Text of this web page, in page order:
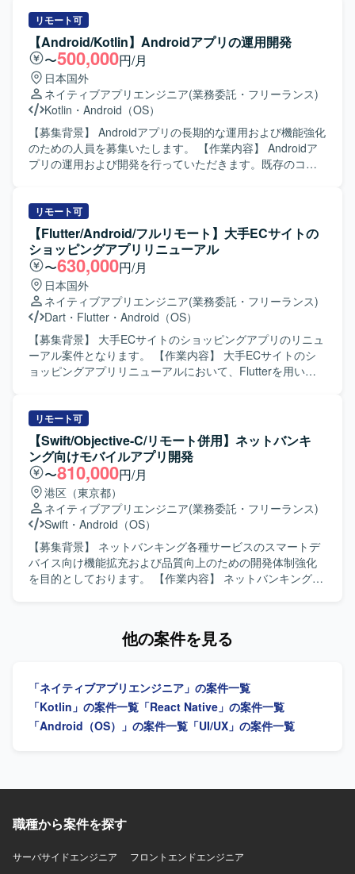
しいです。 【ポジションの魅力】 WebとAndroidネイティ
ブ双方の開発に携わることで、フルスタック寄りのスキル
を身につけることができます。自治体やヘルスケア領域な
ど社会貢献性の高いプロダクトに関わりながら、設計から
運用まで一連の開発プロセスを経験できる環境です。 【開
発環境】 Kotlinを中心としたAndroidネイティブアプリ開発
に加え、PHP／Node.jsによるバックエンド開発、MySQL／
PostgreSQLなどのRDBを用いたシステム構成です。Gitを用
いたチーム開発を行い、Firebaseや各種クラウドサービス
と連携したアプリケーション開発を実施しています。
担当していただきます。また、チームメンバーや他チーム
と連携しながら、仕様調整やレビュー対応も行っていただ
きます。 【求める人物像】 チーム開発を前提に円滑なコミ
ュニケーションが取れ、自ら課題を発見し改善提案ができ
る方を求めています。既存の設計やテスト方針を尊重しつ
つ、より良いアーキテクチャや開発プロセスを意識して取
り組める方が望ましいです。 【ポジションの魅力】 コンシ
ューマ向け婚活アプリの開発に携わることで、多くのユー
ザーに影響力のあるサービス開発経験を積むことができま
す。既存プロダクトのエンハンス開発を通じて、アーキテ
けネイティブアプリ開発環境にて、Kotlin/JavaおよびGitを
用いたチーム開発を行います。アーキテクチャはClean
Architectureを意識した構成となっている想定です。
リモート可
【Android/Kotlin】Androidアプリの運用開発
〜500,000円/月
日本国外
ネイティブアプリエンジニア(業務委託・フリーランス)
Kotlin ・ Android（OS）
【募集背景】 Androidアプリの長期的な運用および機能強化
のための人員を募集いたします。 【作業内容】 Androidア
プリの運用および開発を行っていただきます。既存のコー
る方を求めております。協調性を持ち、円滑なコミュニケ
ーションができる方を歓迎いたします。既存のコードに対
して主体的に改善提案ができる方にご活躍いただけます。
【ポジションの魅力】 長期的な運用と開発を通じて、
Androidアプリケーションの改善サイクルを継続的に経験で
きる環境です。既存コードの改善提案を行うことで、設計
や品質向上に深く関わることができます。 【開発環境】
Androidアプリケーション開発環境にて、MVVMアーキテク
チャに沿った開発を行います。
リモート可
【Flutter/Android/フルリモート】大手ECサイトの
ショッピングアプリリニューアル
〜630,000円/月
日本国外
ネイティブアプリエンジニア(業務委託・フリーランス)
Dart ・ Flutter ・ Android（OS）
【募集背景】 大手ECサイトのショッピングアプリのリニュ
ーアル案件となります。 【作業内容】 大手ECサイトのシ
ョッピングアプリリニューアルにおいて、Flutterを用いた
や機能改修、品質向上に向けた開発業務を行っていただき
ます。 【求める人物像】 モバイルアプリのユーザー体験向
上に関心を持ち、デザインシステムを理解したうえで主体
的に開発を進めていただける方を求めています。 【ポジシ
ョンの魅力】 大規模なECサービスのスマートフォンアプリ
開発に携わることで、Flutterを活用したクロスプラットフ
ォーム開発やデザインシステム活用の実践経験を積むこと
ができます。 【開発環境】 Flutterを用いたスマートフォン
アプリ開発環境となります。
リモート可
【Swift/Objective-C/リモート併用】ネットバンキ
ング向けモバイルアプリ開発
〜810,000円/月
港区（東京都）
ネイティブアプリエンジニア(業務委託・フリーランス)
Swift ・ Android（OS）
【募集背景】 ネットバンキング各種サービスのスマートデ
バイス向け機能拡充および品質向上のための開発体制強化
を目的としております。 【作業内容】 ネットバンキング各
開発に関連する各種ドキュメントの作成も実施いただきま
す。関係者とコミュニケーションを取りながら、品質とユ
ーザビリティを意識した開発ができる方を歓迎いたしま
す。 【ポジションの魅力】 金融系ネットバンキングサービ
スの開発に関わることで、大規模なユーザーを持つサービ
開発が想定されます）。
他の案件を見る
「ネイティブアプリエンジニア」の案件一覧
「Kotlin」の案件一覧 「React Native」の案件一覧
「Android（OS）」の案件一覧 「UI/UX」の案件一覧
職種から案件を探す
サーバサイドエンジニア
フロントエンドエンジニア